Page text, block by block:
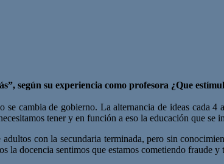
según su experiencia como profesora ¿Que
cambia de gobierno. La alternancia de ideas cada
tener y en función a eso la educación que se
con la secundaria terminada, pero sin
la docencia sentimos que estamos cometiendo fraude